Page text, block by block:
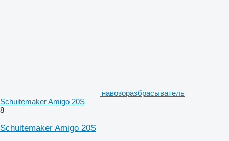
навозоразбрасыватель
Schuitemaker Amigo 20S
8
Schuitemaker Amigo 20S